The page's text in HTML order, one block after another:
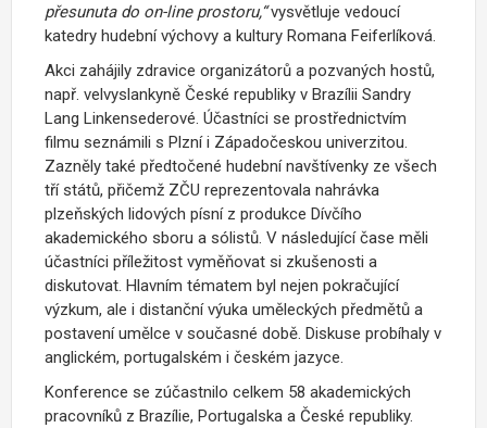
přesunuta do on-line prostoru,“vysvětluje vedoucí
katedry hudební výchovy a kultury Romana Feiferlíková.
Akci zahájily zdravice organizátorů a pozvaných hostů,
např. velvyslankyně České republiky v Brazílii Sandry
Lang Linkensederové. Účastníci se prostřednictvím
filmu seznámili s Plzní i Západočeskou univerzitou.
Zazněly také předtočené hudební navštívenky ze všech
tří států, přičemž ZČU reprezentovala nahrávka
plzeňských lidových písní z produkce Dívčího
akademického sboru a sólistů. V následující čase měli
účastníci příležitost vyměňovat si zkušenosti a
diskutovat. Hlavním tématem byl nejen pokračující
výzkum, ale i distanční výuka uměleckých předmětů a
postavení umělce v současné době. Diskuse probíhaly v
anglickém, portugalském i českém jazyce.
Konference se zúčastnilo celkem 58 akademických
pracovníků z Brazílie, Portugalska a České republiky.